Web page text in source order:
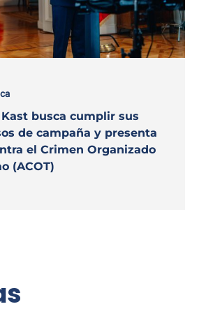
busca cumplir sus
de campaña y presenta
el Crimen Organizado
(ACOT)